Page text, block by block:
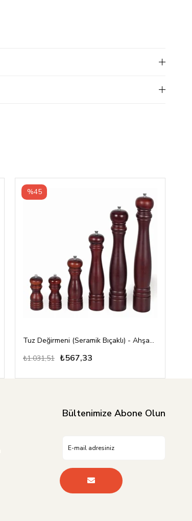
Tuz Değirmeni (Seramik Bıçaklı) - Ahşap 13 cm
₺567,33
₺1.031,51
%45
Bültenimize Abone Olun